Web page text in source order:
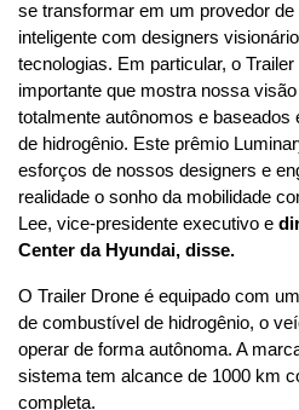
se transformar em um provedor
inteligente com designers
tecnologias. Em particular, o
importante que mostra nossa
totalmente autônomos e baseados
de hidrogênio. Este prêmio
esforços de nossos designers e
realidade o sonho da mobilidade
Lee, vice-presidente executivo e
Center da Hyundai, disse.
O Trailer Drone é equipado com
de combustível de hidrogênio, o
operar de forma autônoma. A
sistema tem alcance de 1000 km
completa.